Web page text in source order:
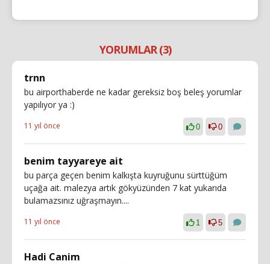
YORUMLAR (3)
trnn
bu airporthaberde ne kadar gereksiz boş beleş yorumlar
yapılıyor ya :)
11 yıl önce 0 0
benim tayyareye ait
bu parça geçen benim kalkışta kuyruğunu sürttüğüm
uçağa ait. malezya artık gökyüzünden 7 kat yukarıda
bulamazsınız uğraşmayın....
11 yıl önce 1 5
Hadi Canim